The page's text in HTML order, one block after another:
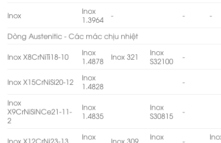
Inox
Inox
1.3964
- - -
Dòng Austenitic - Các mác chịu nhiệt
Inox X8CrNiTi18-10
Inox
1.4878
Inox 321
Inox
S32100
-
Inox X15CrNiSi20-12
Inox
1.4828
-
Inox
X9CrNiSiNCe21-11-
2
Inox
1.4835
Inox
S30815
-
Inox X12CrNi23-13
Inox
Inox 309
Inox
-